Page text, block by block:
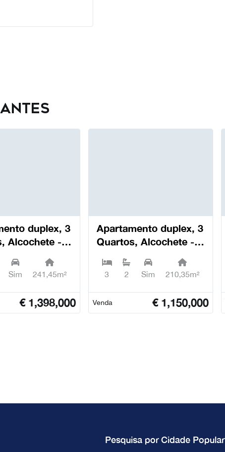
duplex, 3
Alcochete -
Sim 241,45m²
€ 1,398,000
Apartamento duplex, 3
Quartos, Alcochete -
3 2 Sim 210,35m²
Venda € 1,150,000
Pesquisa por Cidade Popular